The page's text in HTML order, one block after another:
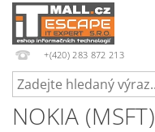
+(420) 283 872 213
NOKIA (MSFT)